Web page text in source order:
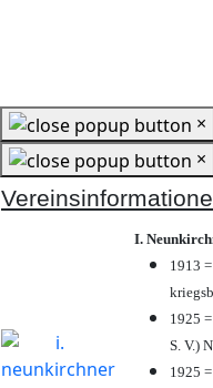
×
×
I.
1913
1925
S. V.)
1925